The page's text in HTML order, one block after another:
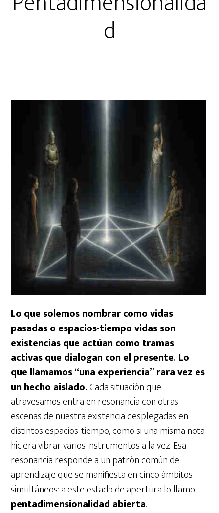
d
Lo que solemos nombrar como vidas
pasadas o espacios-tiempo vidas son
existencias que actúan como tramas
activas que dialogan con el presente. Lo
que llamamos “una experiencia” rara vez es
un hecho aislado.Cada situación que
atravesamos entra en resonancia con otras
escenas de nuestra existencia desplegadas en
distintos espacios-tiempo, como si una misma nota
hiciera vibrar varios instrumentos a la vez. Esa
resonancia responde a un patrón común de
aprendizaje que se manifiesta en cinco ámbitos
simultáneos: a este estado de apertura lo llamo
pentadimensionalidad abierta.